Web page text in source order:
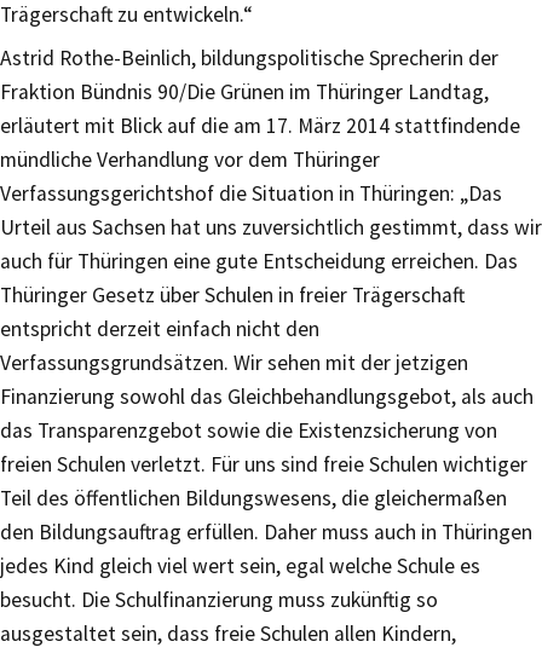
Trägerschaft zu entwickeln.“
Astrid Rothe-Beinlich, bildungspolitische Sprecherin der
Fraktion Bündnis 90/Die Grünen im Thüringer Landtag,
erläutert mit Blick auf die am 17. März 2014 stattfindende
mündliche Verhandlung vor dem Thüringer
Verfassungsgerichtshof die Situation in Thüringen: „Das
Urteil aus Sachsen hat uns zuversichtlich gestimmt, dass wir
auch für Thüringen eine gute Entscheidung erreichen. Das
Thüringer Gesetz über Schulen in freier Trägerschaft
entspricht derzeit einfach nicht den
Verfassungsgrundsätzen. Wir sehen mit der jetzigen
Finanzierung sowohl das Gleichbehandlungsgebot, als auch
das Transparenzgebot sowie die Existenzsicherung von
freien Schulen verletzt. Für uns sind freie Schulen wichtiger
Teil des öffentlichen Bildungswesens, die gleichermaßen
den Bildungsauftrag erfüllen. Daher muss auch in Thüringen
jedes Kind gleich viel wert sein, egal welche Schule es
besucht. Die Schulfinanzierung muss zukünftig so
ausgestaltet sein, dass freie Schulen allen Kindern,